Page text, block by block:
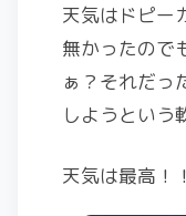
天気はドピー
無かったので
ぁ？それだっ
しようという
天気は最高！